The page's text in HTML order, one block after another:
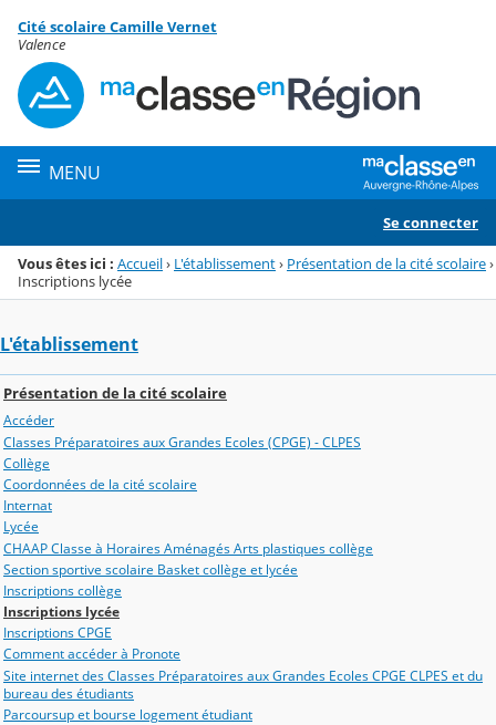
Menu de la rubrique
Contenu
Cité scolaire Camille Vernet
Valence
MENU
Se connecter
Vous êtes ici : Accueil› L'établissement› Présentation de la cité scolaire›
Inscriptions lycée
L'établissement
Présentation de la cité scolaire
Accéder
Classes Préparatoires aux Grandes Ecoles (CPGE) - CLPES
Collège
Coordonnées de la cité scolaire
Internat
Lycée
CHAAP Classe à Horaires Aménagés Arts plastiques collège
Section sportive scolaire Basket collège et lycée
Inscriptions collège
Inscriptions lycée
Inscriptions CPGE
Comment accéder à Pronote
Site internet des Classes Préparatoires aux Grandes Ecoles CPGE CLPES et du
bureau des étudiants
Parcoursup et bourse logement étudiant